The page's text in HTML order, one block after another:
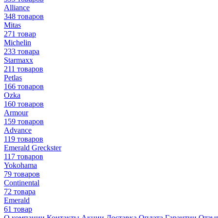
Alliance
348 товаров
Mitas
271 товар
Michelin
233 товара
Starmaxx
211 товаров
Petlas
166 товаров
Ozka
160 товаров
Armour
159 товаров
Advance
119 товаров
Emerald Greckster
117 товаров
Yokohama
79 товаров
Continental
72 товара
Emerald
61 товар